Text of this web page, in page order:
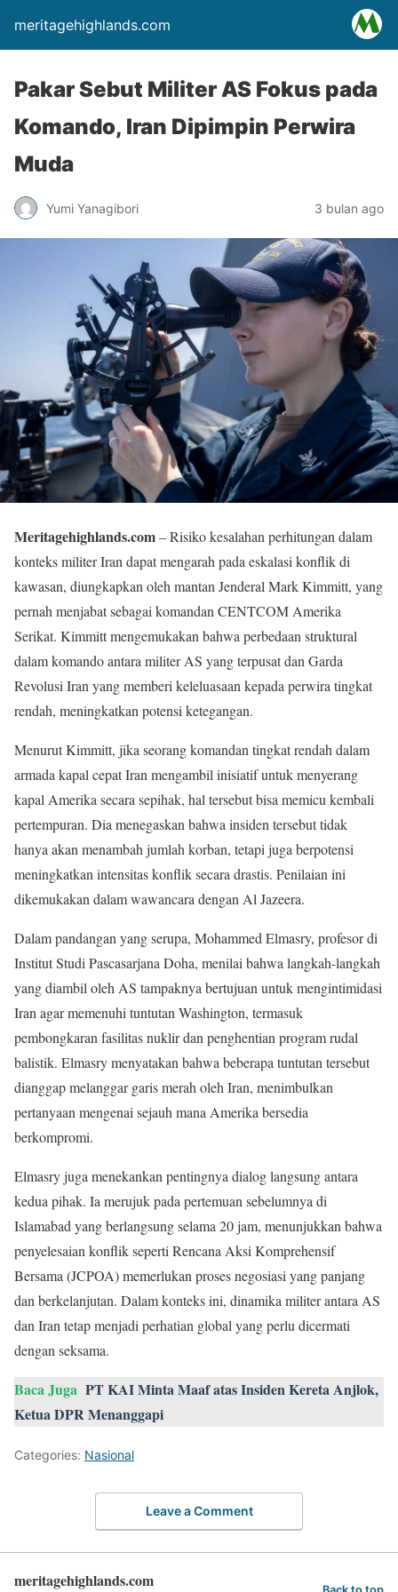
meritagehighlands.com
Pakar Sebut Militer AS Fokus pada
Komando, Iran Dipimpin Perwira
Muda
Yumi Yanagibori 3 bulan ago
Meritagehighlands.com– Risiko kesalahan perhitungan dalam
konteks militer Iran dapat mengarah pada eskalasi konflik di
kawasan, diungkapkan oleh mantan Jenderal Mark Kimmitt, yang
pernah menjabat sebagai komandan CENTCOM Amerika
Serikat. Kimmitt mengemukakan bahwa perbedaan struktural
dalam komando antara militer AS yang terpusat dan Garda
Revolusi Iran yang memberi keleluasaan kepada perwira tingkat
rendah, meningkatkan potensi ketegangan.
Menurut Kimmitt, jika seorang komandan tingkat rendah dalam
armada kapal cepat Iran mengambil inisiatif untuk menyerang
kapal Amerika secara sepihak, hal tersebut bisa memicu kembali
pertempuran. Dia menegaskan bahwa insiden tersebut tidak
hanya akan menambah jumlah korban, tetapi juga berpotensi
meningkatkan intensitas konflik secara drastis. Penilaian ini
dikemukakan dalam wawancara dengan Al Jazeera.
Dalam pandangan yang serupa, Mohammed Elmasry, profesor di
Institut Studi Pascasarjana Doha, menilai bahwa langkah-langkah
yang diambil oleh AS tampaknya bertujuan untuk mengintimidasi
Iran agar memenuhi tuntutan Washington, termasuk
pembongkaran fasilitas nuklir dan penghentian program rudal
balistik. Elmasry menyatakan bahwa beberapa tuntutan tersebut
dianggap melanggar garis merah oleh Iran, menimbulkan
pertanyaan mengenai sejauh mana Amerika bersedia
berkompromi.
Elmasry juga menekankan pentingnya dialog langsung antara
kedua pihak. Ia merujuk pada pertemuan sebelumnya di
Islamabad yang berlangsung selama 20 jam, menunjukkan bahwa
penyelesaian konflik seperti Rencana Aksi Komprehensif
Bersama (JCPOA) memerlukan proses negosiasi yang panjang
dan berkelanjutan. Dalam konteks ini, dinamika militer antara AS
dan Iran tetap menjadi perhatian global yang perlu dicermati
dengan seksama.
Baca Juga PT KAI Minta Maaf atas Insiden Kereta Anjlok,
Ketua DPR Menanggapi
Categories: Nasional
Leave a Comment
meritagehighlands.com Back to top